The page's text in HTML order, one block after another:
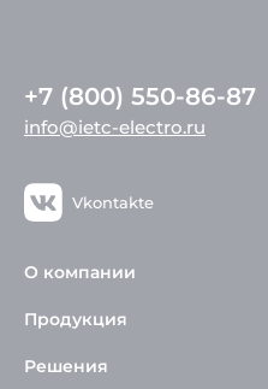
+7 (800) 550-86-87
info@ietc-electro.ru
Vkontakte
О компании
Продукция
Решения